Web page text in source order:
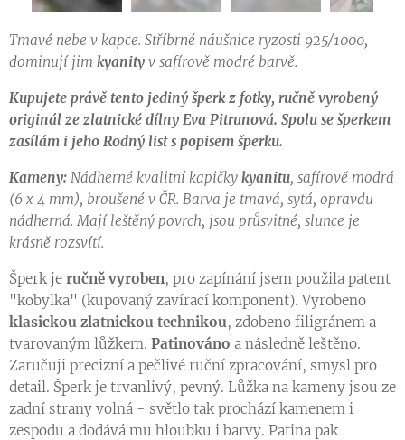
Tmavé nebe v kapce. Stříbrné náušnice ryzosti 925/1000,
dominují jim kyanity v safírově modré barvě.
Kupujete právě tento jediný šperk z fotky, ručně vyrobený
originál ze zlatnické dílny Eva Pitrunová. Spolu se šperkem
zasílám i jeho Rodný list s popisem šperku.
Kameny: Nádherné kvalitní kapičky kyanitu, safírově modrá
(6 x 4 mm), broušené v ČR. Barva je tmavá, sytá, opravdu
nádherná. Mají leštěný povrch, jsou průsvitné, slunce je
krásně rozsvítí.
Šperk je ručně vyroben, pro zapínání jsem použila patent
"kobylka" (kupovaný zavírací komponent). Vyrobeno
klasickou zlatnickou technikou, zdobeno filigránem a
tvarovaným lůžkem. Patinováno a následně leštěno.
Zaručuji precizní a pečlivé ruční zpracování, smysl pro
detail. Šperk je trvanlivý, pevný. Lůžka na kameny jsou ze
zadní strany volná - světlo tak prochází kamenem i
zespodu a dodává mu hloubku i barvy. Patina pak